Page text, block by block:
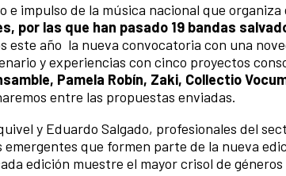
e impulso de la música nacional que organiza
por las que han pasado 19 bandas
este año la nueva convocatoria con una
y experiencias con cinco proyectos
Pamela Robín, Zaki, Collectio
entre las propuestas enviadas.
y Eduardo Salgado, profesionales del
emergentes que formen parte de la nueva
edición muestre el mayor crisol de géneros